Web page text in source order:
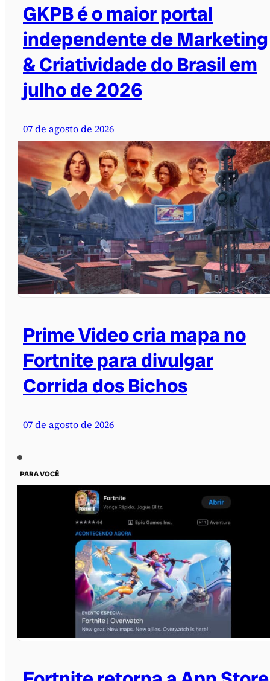
GKPB é o maior portal
independente de Marketing
& Criatividade do Brasil em
julho de 2026
07 de agosto de 2026
Prime Video cria mapa no
Fortnite para divulgar
Corrida dos Bichos
07 de agosto de 2026
PARA VOCÊ